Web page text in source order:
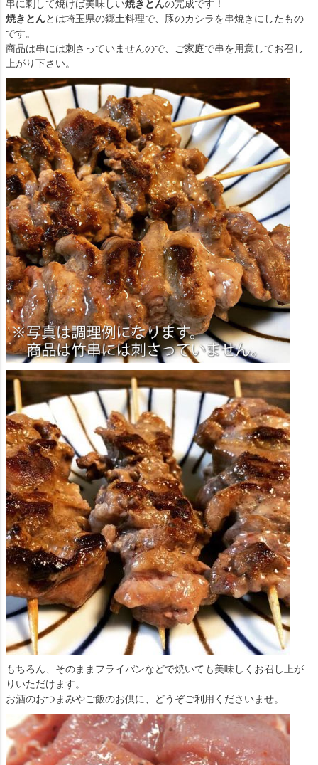
串に刺して焼けば美味しい焼きとんの完成です！
焼きとんとは埼玉県の郷土料理で、豚のカシラを串焼きにしたもの
です。
商品は串には刺さっていませんので、ご家庭で串を用意してお召し
上がり下さい。
もちろん、そのままフライパンなどで焼いても美味しくお召し上が
りいただけます。
お酒のおつまみやご飯のお供に、どうぞご利用くださいませ。